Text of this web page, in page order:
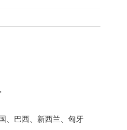
、巴西、新西兰、匈牙